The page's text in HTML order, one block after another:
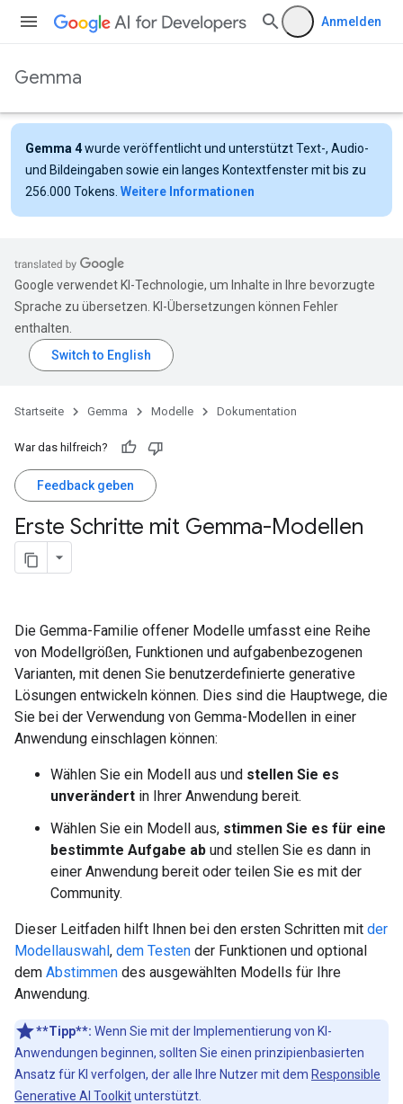
Anmelden
Gemma
Gemma 4wurde veröffentlicht und unterstützt Text-, Audio-
und Bildeingaben sowie ein langes Kontextfenster mit bis zu
256.000 Tokens. Weitere Informationen
Google verwendet KI-Technologie, um Inhalte in Ihre bevorzugte
Sprache zu übersetzen. KI-Übersetzungen können Fehler
enthalten.
Startseite Gemma Modelle Dokumentation
War das hilfreich?
Feedback geben
Erste Schritte mit Gemma-Modellen
Die Gemma-Familie offener Modelle umfasst eine Reihe
von Modellgrößen, Funktionen und aufgabenbezogenen
Varianten, mit denen Sie benutzerdefinierte generative
Lösungen entwickeln können. Dies sind die Hauptwege, die
Sie bei der Verwendung von Gemma-Modellen in einer
Anwendung einschlagen können:
Wählen Sie ein Modell aus und stellen Sie es
unverändert in Ihrer Anwendung bereit.
Wählen Sie ein Modell aus, stimmen Sie es für eine
bestimmte Aufgabe ab und stellen Sie es dann in
einer Anwendung bereit oder teilen Sie es mit der
Community.
Dieser Leitfaden hilft Ihnen bei den ersten Schritten mit der
Modellauswahl, dem Testen der Funktionen und optional
dem Abstimmen des ausgewählten Modells für Ihre
Anwendung.
**Tipp**: Wenn Sie mit der Implementierung von KI-
Anwendungen beginnen, sollten Sie einen prinzipienbasierten
Ansatz für KI verfolgen, der alle Ihre Nutzer mit dem Responsible
Generative AI Toolkitunterstützt.